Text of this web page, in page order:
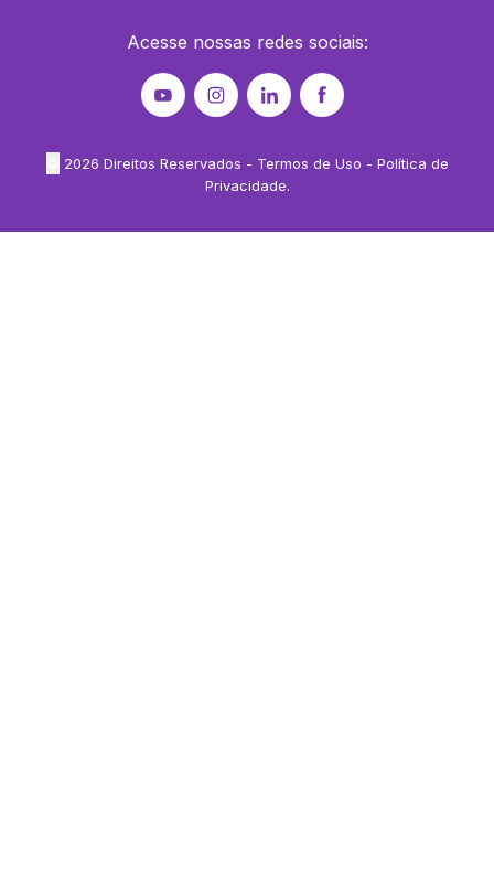
Acesse nossas redes sociais:
2026 Direitos Reservados - Termos de Uso - Política de
Privacidade.